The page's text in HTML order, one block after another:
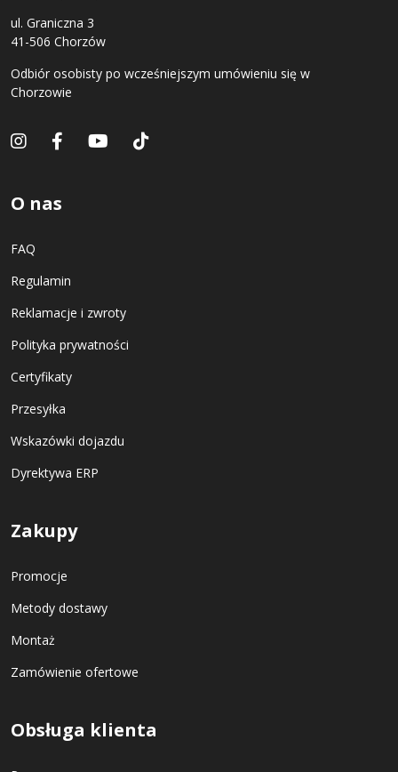
ul. Graniczna 3
41-506 Chorzów
Odbiór osobisty po wcześniejszym umówieniu się w
Chorzowie
O nas
FAQ
Regulamin
Reklamacje i zwroty
Polityka prywatności
Certyfikaty
Przesyłka
Wskazówki dojazdu
Dyrektywa ERP
Zakupy
Promocje
Metody dostawy
Montaż
Zamówienie ofertowe
Obsługa klienta